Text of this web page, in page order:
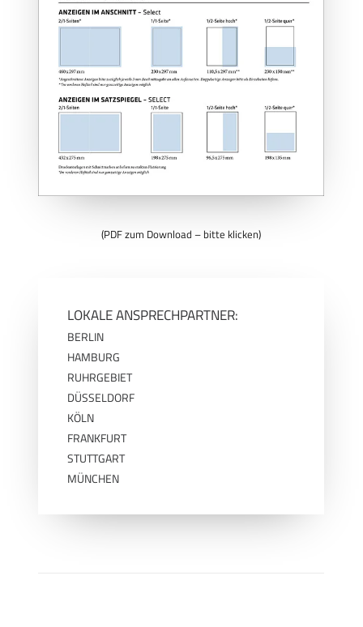
(PDF zum Download – bitte klicken)
LOKALE ANSPRECHPARTNER:
BERLIN
HAMBURG
RUHRGEBIET
DÜSSELDORF
KÖLN
FRANKFURT
STUTTGART
MÜNCHEN